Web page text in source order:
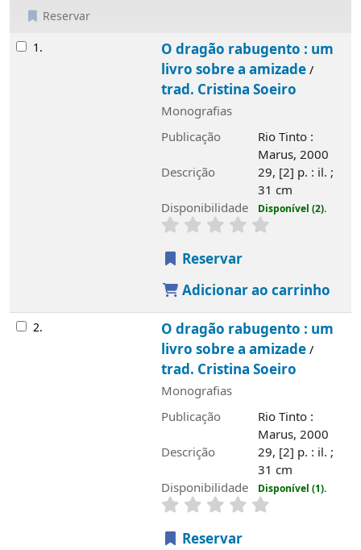
Reservar
Resultados
1.
O dragão rabugento : um
livro sobre a amizade/
trad. Cristina Soeiro
Monografias
Publicação
Rio Tinto :
Marus, 2000
Descrição
29, [2] p. : il. ;
31 cm
Disponibilidade
Disponível (2).
Reservar
Adicionar ao carrinho
2.
O dragão rabugento : um
livro sobre a amizade/
trad. Cristina Soeiro
Monografias
Publicação
Rio Tinto :
Marus, 2000
Descrição
29, [2] p. : il. ;
31 cm
Disponibilidade
Disponível (1).
Reservar